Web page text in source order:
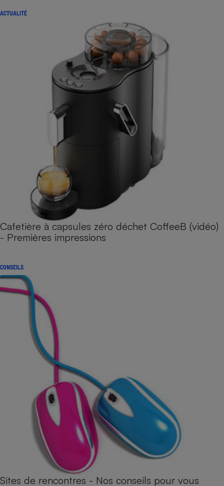
ACTUALITÉ
Cafetière à capsules zéro déchet CoffeeB (vidéo)
- Premières impressions
CONSEILS
Sites de rencontres - Nos conseils pour vous